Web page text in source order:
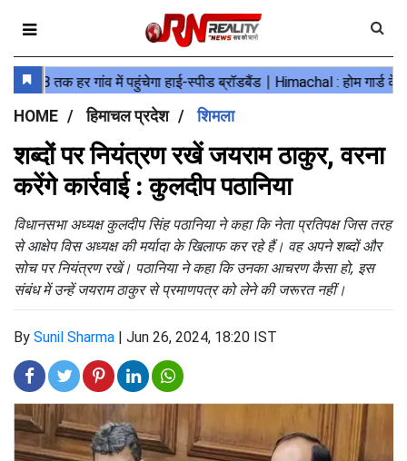
HOME हिमाचल प्रदेश शिमला
शब्दों पर नियंत्रण रखें जयराम ठाकुर, वरना
करेंगे कार्रवाई : कुलदीप पठानिया
विधानसभा अध्यक्ष कुलदीप सिंह पठानिया ने कहा कि नेता प्रतिपक्ष जिस तरह
से आक्षेप विस अध्यक्ष की मर्यादा के खिलाफ कर रहे हैं। वह अपने शब्दों और
सोच पर नियंत्रण रखें। पठानिया ने कहा कि उनका आचरण कैसा हो, इस
संबंध में उन्हें जयराम ठाकुर से प्रमाणपत्र को लेने की जरूरत नहीं।
By Sunil Sharma | Jun 26, 2024, 18:20 IST